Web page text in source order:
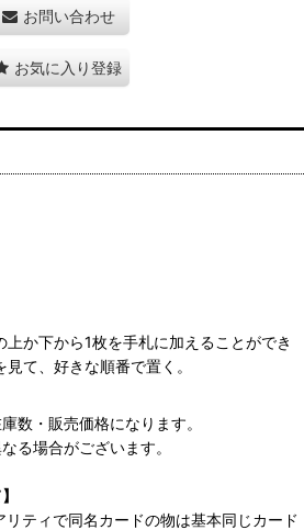
お問い合わせ
お気に入り登録
上か下から1枚を手札に加えることができ
て、好きな順番で置く。
数・販売価格になります。
る場合がございます。
リティで同名カードの物は基本同じカード